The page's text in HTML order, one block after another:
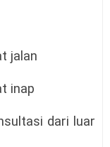
jalan
inap
dari luar